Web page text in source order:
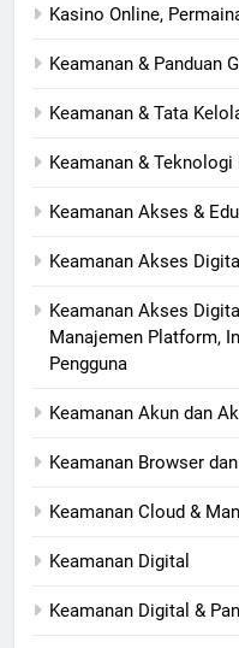
Kasino Online,
Keamanan & Panduan
Keamanan & Tata
Keamanan & Teknologi
Keamanan Akses &
Keamanan Akses Digital
Keamanan Akses
Manajemen Platform,
Pengguna
Keamanan Akun dan
Keamanan Browser
Keamanan Cloud &
Keamanan Digital
Keamanan Digital &